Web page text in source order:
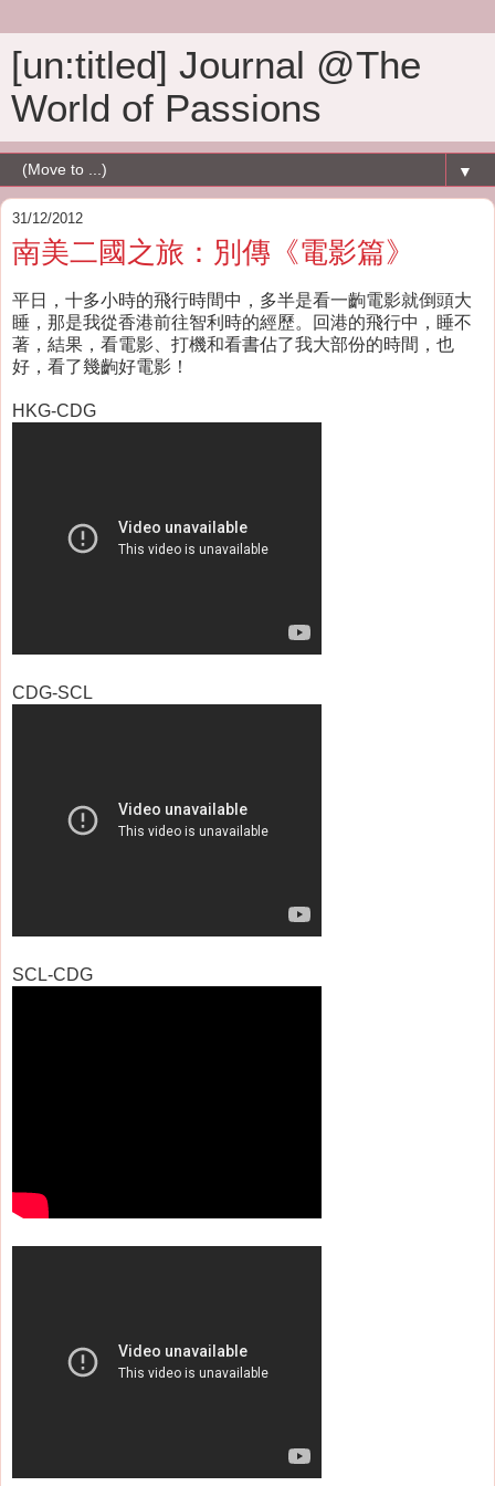
[un:titled] Journal @The
World of Passions
▼
31/12/2012
南美二國之旅：別傳《電影篇》
平日，十多小時的飛行時間中，多半是看一齣電影就倒頭大
睡，那是我從香港前往智利時的經歷。回港的飛行中，睡不
著，結果，看電影、打機和看書佔了我大部份的時間，也
好，看了幾齣好電影！
HKG-CDG
CDG-SCL
SCL-CDG